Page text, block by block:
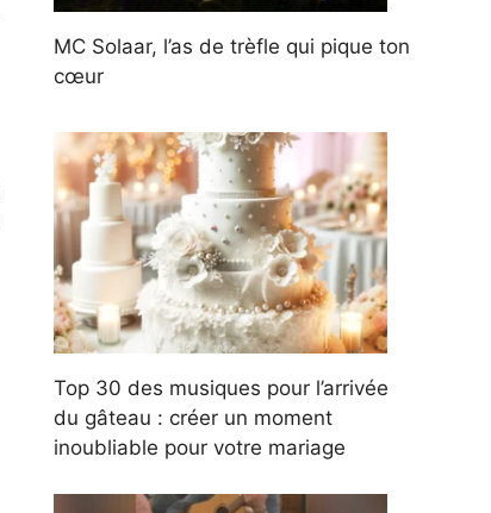
MC Solaar, l’as de trèfle qui pique ton
cœur
Top 30 des musiques pour l’arrivée
du gâteau : créer un moment
inoubliable pour votre mariage